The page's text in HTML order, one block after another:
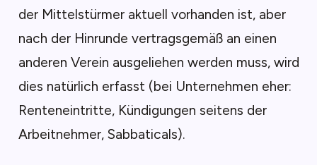
der Mittelstürmer aktuell vorhanden ist, aber
nach der Hinrunde vertragsgemäß an einen
anderen Verein ausgeliehen werden muss, wird
dies natürlich erfasst (bei Unternehmen eher:
Renteneintritte, Kündigungen seitens der
Arbeitnehmer, Sabbaticals).